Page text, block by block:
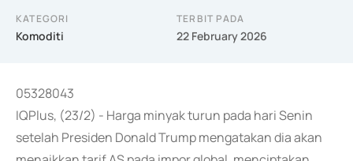
KATEGORI
Komoditi
TERBIT PADA
22 February 2026
05328043
IQPlus, (23/2) - Harga minyak turun pada hari Senin
setelah Presiden Donald Trump mengatakan dia akan